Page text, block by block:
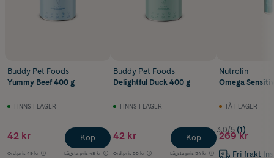
Buddy Pet Foods
Yummy Beef 400 g
FINNS I LAGER
42 kr
Ord.pris 49 kr Lägsta pris 48 kr
Köp
Buddy Pet Foods
Delightful Duck 400 g
FINNS I LAGER
42 kr
Ord.pris 55 kr Lägsta pris 54 kr
Köp
Nutrolin
Omega
FÅ I LAGER
3.0/5 (1)
269 kr
Fri frakt